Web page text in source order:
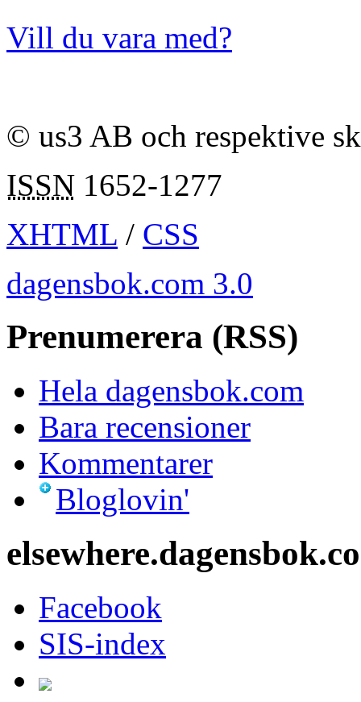
Vill du vara med?
© us3 AB och respektive
ISSN 1652-1277
XHTML / CSS
dagensbok.com 3.0
Prenumerera (RSS)
Hela dagensbok.com
Bara recensioner
Kommentarer
Bloglovin'
Facebook
SIS-index